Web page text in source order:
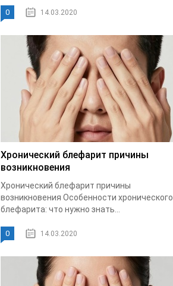
0 14.03.2020
Хронический блефарит причины
возникновения
Хронический блефарит причины
возникновения Особенности хронического
блефарита: что нужно знать...
0 14.03.2020